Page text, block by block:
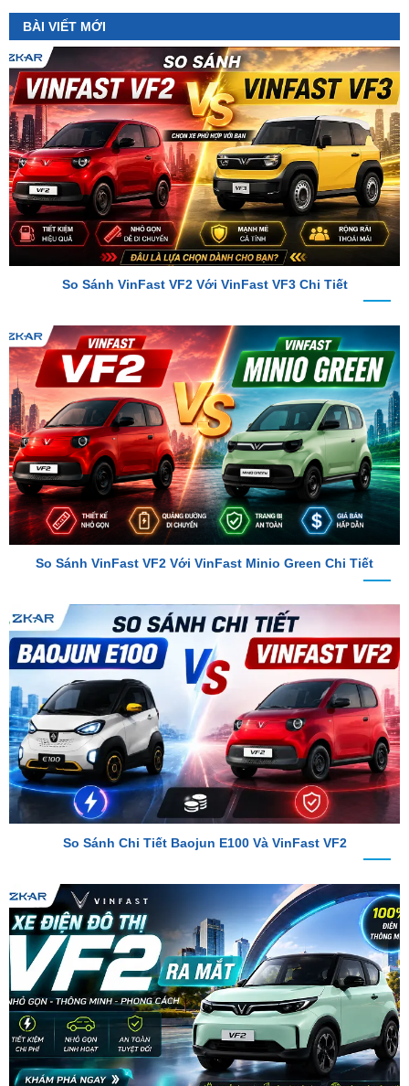
So Sánh VinFast VF2 Với VinFast VF3 Chi Tiết
So Sánh VinFast VF2 Với VinFast Minio Green Chi Tiết
So Sánh Chi Tiết Baojun E100 Và VinFast VF2
VinFast VF2 Ra Mắt: Xe Điện Đô Thị Giá Chỉ 188 Triệu Đồng